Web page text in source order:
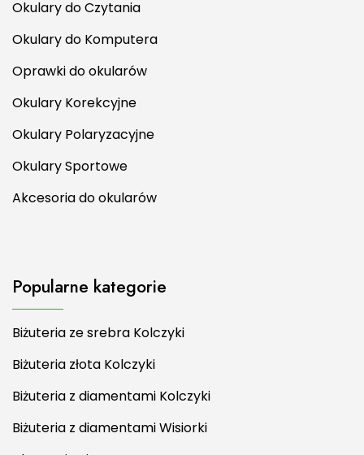
Okulary do Czytania
Okulary do Komputera
Oprawki do okularów
Okulary Korekcyjne
Okulary Polaryzacyjne
Okulary Sportowe
Akcesoria do okularów
Popularne kategorie
Biżuteria ze srebra Kolczyki
Biżuteria złota Kolczyki
Biżuteria z diamentami Kolczyki
Biżuteria z diamentami Wisiorki